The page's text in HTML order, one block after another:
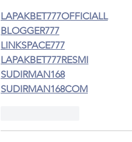
LAPAKBET777OFFICIALL
BLOGGER777
LINKSPACE777
LAPAKBET777RESMI
SUDIRMAN168
SUDIRMAN168COM